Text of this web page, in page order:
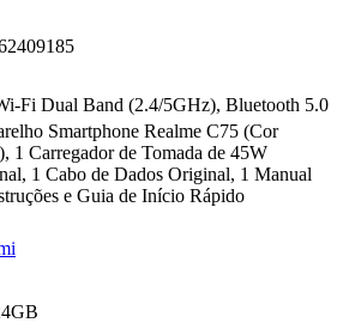
Fi Dual Band (2.4/5GHz), Bluetooth 5.0
Smartphone Realme C75 (Cor
1 Carregador de Tomada de 45W
1 Cabo de Dados Original, 1 Manual
e Guia de Início Rápido